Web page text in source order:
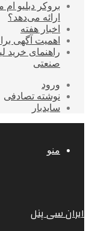
ارائه می‌دهد؟
اخبار هفته
اهمیت آگهی
راهنمای خرید
صنعتی
ورود
نوشته تصادفی
سایدبار
منو
ایران سی پنل